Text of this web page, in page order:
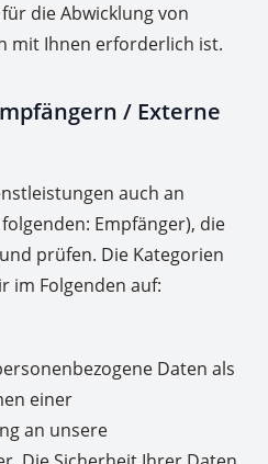
die Abwicklung von
mit Ihnen erforderlich ist.
/ Externe
auch an
Empfänger), die
prüfen. Die Kategorien
im Folgenden auf:
Daten als
einer
an unsere